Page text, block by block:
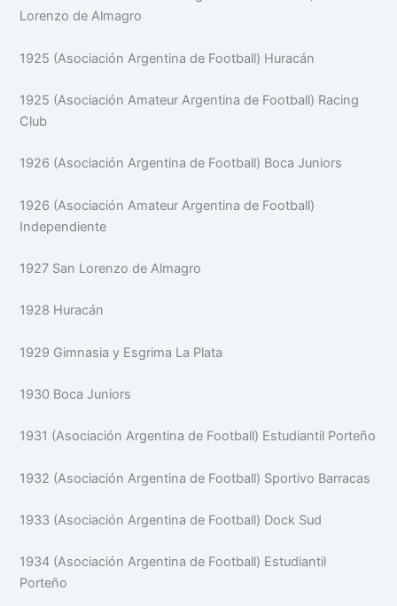
Lorenzo de Almagro
1925 (Asociación Argentina de Football) Huracán
1925 (Asociación Amateur Argentina de Football) Racing
Club
1926 (Asociación Argentina de Football) Boca Juniors
1926 (Asociación Amateur Argentina de Football)
Independiente
1927 San Lorenzo de Almagro
1928 Huracán
1929 Gimnasia y Esgrima La Plata
1930 Boca Juniors
1931 (Asociación Argentina de Football) Estudiantil Porteño
1932 (Asociación Argentina de Football) Sportivo Barracas
1933 (Asociación Argentina de Football) Dock Sud
1934 (Asociación Argentina de Football) Estudiantil
Porteño